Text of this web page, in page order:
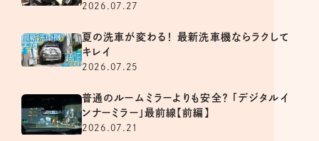
2026.07.27
夏の洗車が変わる！ 最新洗車機ならラクして
キレイ
2026.07.25
普通のルームミラーよりも安全？ 「デジタルイ
ンナーミラー」最前線【前編】
2026.07.21